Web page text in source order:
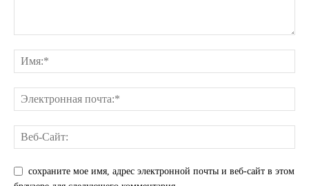
сохраните мое имя, адрес электронной почты и веб-сайт в этом